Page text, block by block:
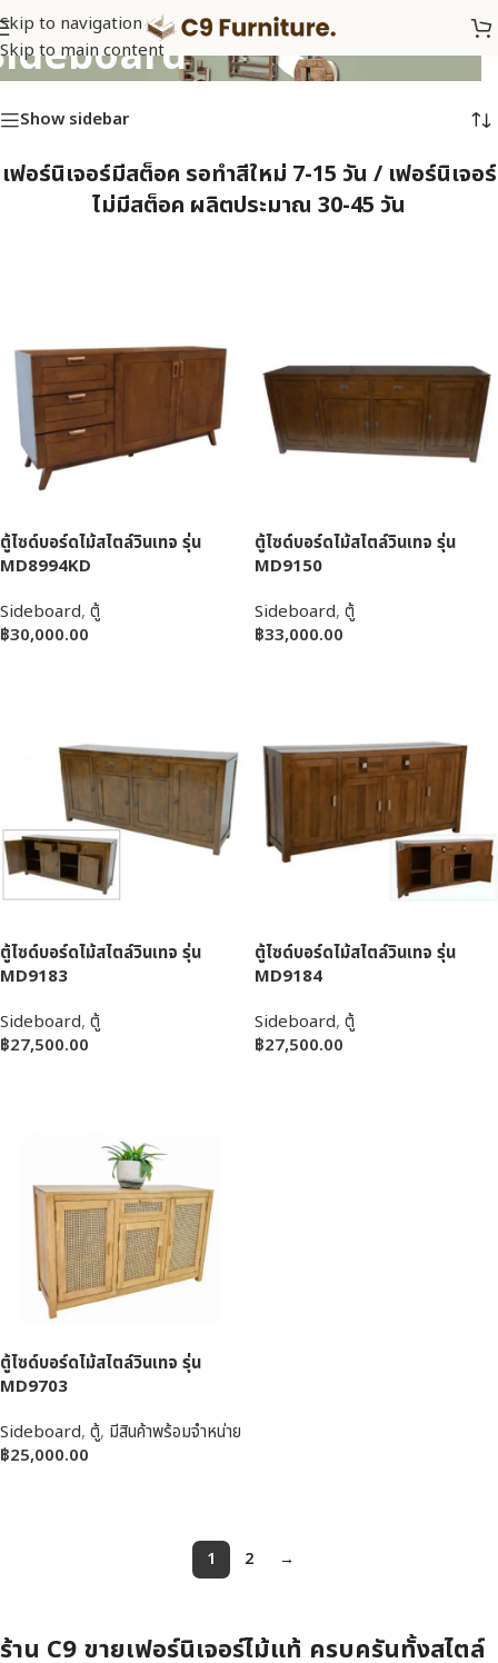
Skip to navigation
Skip to main content
Show sidebar
เฟอร์นิเจอร์มีสต็อค รอทำสีใหม่ 7-15 วัน / เฟอร์นิเจอร์
ไม่มีสต็อค ผลิตประมาณ 30-45 วัน
ตู้ไซด์บอร์ดไม้สไตล์วินเทจ รุ่น
MD8994KD
Sideboard, ตู้
฿30,000.00
ตู้ไซด์บอร์ดไม้สไตล์วินเทจ รุ่น
MD9150
Sideboard, ตู้
฿33,000.00
ตู้ไซด์บอร์ดไม้สไตล์วินเทจ รุ่น
MD9183
Sideboard, ตู้
฿27,500.00
ตู้ไซด์บอร์ดไม้สไตล์วินเทจ รุ่น
MD9184
Sideboard, ตู้
฿27,500.00
ตู้ไซด์บอร์ดไม้สไตล์วินเทจ รุ่น
MD9703
Sideboard, ตู้, มีสินค้าพร้อมจำหน่าย
฿25,000.00
1 2 →
ร้าน C9 ขายเฟอร์นิเจอร์ไม้แท้ ครบครันทั้งสไตล์